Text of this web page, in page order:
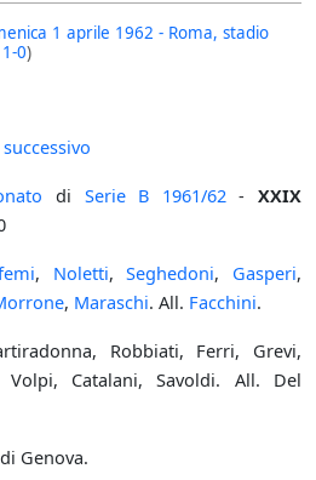
1 aprile 1962 - Roma, stadio
0)
di Serie B 1961/62-XXIX
, Noletti,Seghedoni, Gasperi,
, Maraschi. All. Facchini.
Robbiati, Ferri, Grevi,
Catalani, Savoldi. All. Del
Genova.